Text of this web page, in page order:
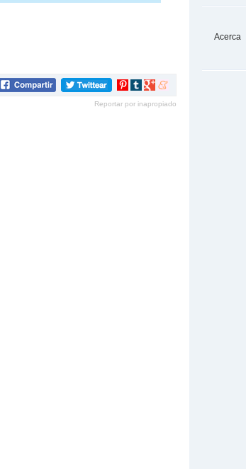
Compartir
Pinterest
Compartir
tumblr
Compartir
Google+
Compartir
meneame
Reportar por inapropiado
Acerca